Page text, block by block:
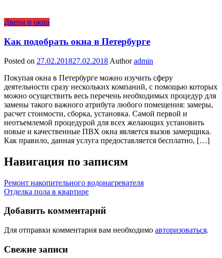
Двери и окна
Как подобрать окна в Петербурге
Posted on 27.02.201827.02.2018 Author admin
Покупая окна в Петербурге можно изучить сферу
деятельности сразу нескольких компаний, с помощью которых
можно осуществить весь перечень необходимых процедур для
замены такого важного атрибута любого помещения: замеры,
расчет стоимости, сборка, установка. Самой первой и
неотъемлемой процедурой для всех желающих установить
новые и качественные ПВХ окна является вызов замерщика.
Как правило, данная услуга предоставляется бесплатно, […]
Навигация по записям
Ремонт накопительного водонагревателя
Отделка пола в квартире
Добавить комментарий
Для отправки комментария вам необходимо авторизоваться.
Свежие записи